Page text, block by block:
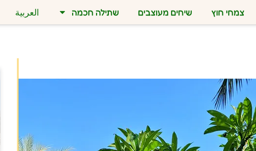
צמחי חוץ שיחים מעוצבים שתילה חכמה العربية